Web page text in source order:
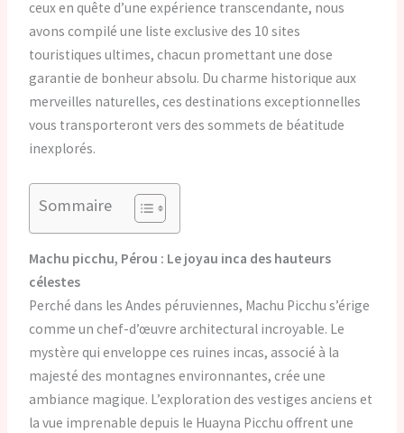
ceux en quête d’une expérience transcendante, nous
avons compilé une liste exclusive des 10 sites
touristiques ultimes, chacun promettant une dose
garantie de bonheur absolu. Du charme historique aux
merveilles naturelles, ces destinations exceptionnelles
vous transporteront vers des sommets de béatitude
inexplorés.
Sommaire
Machu picchu, Pérou : Le joyau inca des hauteurs
célestes
Perché dans les Andes péruviennes, Machu Picchu s’érige
comme un chef-d’œuvre architectural incroyable. Le
mystère qui enveloppe ces ruines incas, associé à la
majesté des montagnes environnantes, crée une
ambiance magique. L’exploration des vestiges anciens et
la vue imprenable depuis le Huayna Picchu offrent une